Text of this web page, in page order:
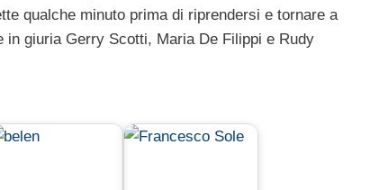
qualche minuto prima di riprendersi e tornare a
in giuria Gerry Scotti, Maria De Filippi e Rudy